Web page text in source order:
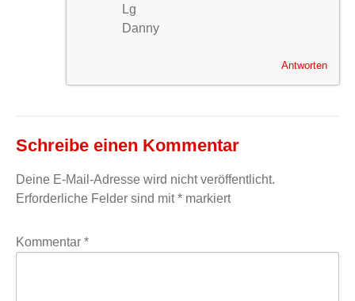
Lg
Danny
Antworten
Schreibe einen Kommentar
Deine E-Mail-Adresse wird nicht veröffentlicht.
Erforderliche Felder sind mit* markiert
Kommentar *